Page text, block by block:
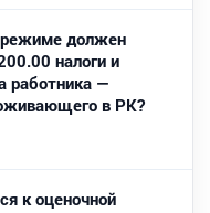
должен
налоги и
работника —
в РК?
к оценочной